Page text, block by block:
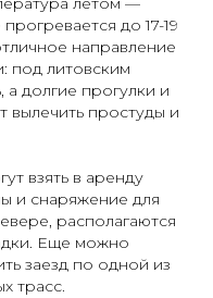
до 17-19
направление
под литовским
долгие прогулки и
вылечить простуды и
взять в аренду
и снаряжение для
располагаются
Еще можно
заезд по одной из
трасс.